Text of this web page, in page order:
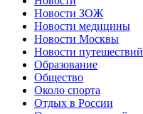
Новости ЗОЖ
Новости медицины
Новости Москвы
Новости путешествий
Образование
Общество
Около спорта
Отдых в России